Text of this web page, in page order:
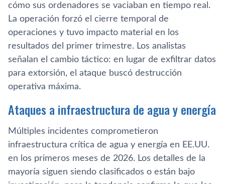
cómo sus ordenadores se vaciaban en tiempo real.
La operación forzó el cierre temporal de
operaciones y tuvo impacto material en los
resultados del primer trimestre. Los analistas
señalan el cambio táctico: en lugar de exfiltrar datos
para extorsión, el ataque buscó destrucción
operativa máxima.
Ataques a infraestructura de agua y energía
Múltiples incidentes comprometieron
infraestructura crítica de agua y energía en EE.UU.
en los primeros meses de 2026. Los detalles de la
mayoría siguen siendo clasificados o están bajo